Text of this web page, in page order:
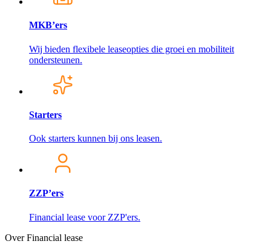
MKB’ers
Wij bieden flexibele leaseopties die groei en mobiliteit
ondersteunen.
Starters
Ook starters kunnen bij ons leasen.
ZZP’ers
Financial lease voor ZZP'ers.
Over Financial lease